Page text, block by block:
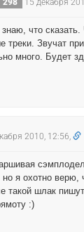
298 15 декабря
что сказать.
треки. Звучат
много. Будет
2010, 12:56,
я охотно верю,
такой шлак
:)